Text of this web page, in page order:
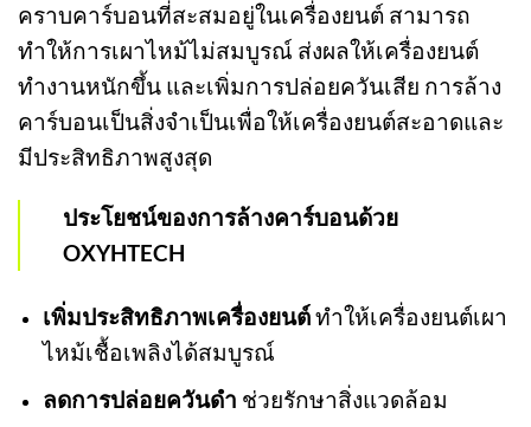
คราบคาร์บอนที่สะสมอยู่ในเครื่องยนต์ สามารถ
ทำให้การเผาไหม้ไม่สมบูรณ์ ส่งผลให้เครื่องยนต์
ทำงานหนักขึ้น และเพิ่มการปล่อยควันเสีย การล้าง
คาร์บอนเป็นสิ่งจำเป็นเพื่อให้เครื่องยนต์สะอาดและ
มีประสิทธิภาพสูงสุด
ประโยชน์ของการล้างคาร์บอนด้วย
OXYHTECH
เพิ่มประสิทธิภาพเครื่องยนต์ทำให้เครื่องยนต์เผา
ไหม้เชื้อเพลิงได้สมบูรณ์
ลดการปล่อยควันดำ ช่วยรักษาสิ่งแวดล้อม